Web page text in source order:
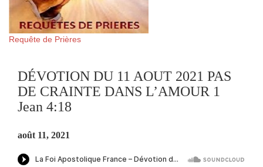
Requête de Prières
DÉVOTION DU 11 AOUT 2021 PAS
DE CRAINTE DANS L’AMOUR 1
Jean 4:18
août 11, 2021